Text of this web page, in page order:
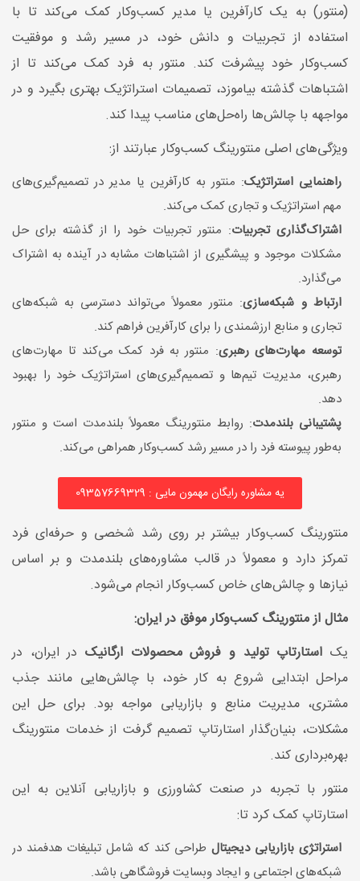
(منتور) به یک کارآفرین یا مدیر کسب‌وکار کمک می‌کند تا با
استفاده از تجربیات و دانش خود، در مسیر رشد و موفقیت
کسب‌وکار خود پیشرفت کند. منتور به فرد کمک می‌کند تا از
اشتباهات گذشته بیاموزد، تصمیمات استراتژیک بهتری بگیرد و در
مواجهه با چالش‌ها راه‌حل‌های مناسب پیدا کند.
ویژگی‌های اصلی منتورینگ کسب‌وکار عبارتند از:
راهنمایی استراتژیک: منتور به کارآفرین یا مدیر در تصمیم‌گیری‌های
مهم استراتژیک و تجاری کمک می‌کند.
اشتراک‌گذاری تجربیات: منتور تجربیات خود را از گذشته برای حل
مشکلات موجود و پیشگیری از اشتباهات مشابه در آینده به اشتراک
می‌گذارد.
ارتباط و شبکه‌سازی: منتور معمولاً می‌تواند دسترسی به شبکه‌های
تجاری و منابع ارزشمندی را برای کارآفرین فراهم کند.
توسعه مهارت‌های رهبری: منتور به فرد کمک می‌کند تا مهارت‌های
رهبری، مدیریت تیم‌ها و تصمیم‌گیری‌های استراتژیک خود را بهبود
دهد.
پشتیبانی بلندمدت: روابط منتورینگ معمولاً بلندمدت است و منتور
به‌طور پیوسته فرد را در مسیر رشد کسب‌وکار همراهی می‌کند.
یه مشاوره رایگان مهمون مایی : 09357669329
منتورینگ کسب‌وکار بیشتر بر روی رشد شخصی و حرفه‌ای فرد
تمرکز دارد و معمولاً در قالب مشاوره‌های بلندمدت و بر اساس
نیازها و چالش‌های خاص کسب‌وکار انجام می‌شود.
مثال از منتورینگ کسب‌وکار موفق در ایران:
یک استارتاپ تولید و فروش محصولات ارگانیک در ایران، در
مراحل ابتدایی شروع به کار خود، با چالش‌هایی مانند جذب
مشتری، مدیریت منابع و بازاریابی مواجه بود. برای حل این
مشکلات، بنیان‌گذار استارتاپ تصمیم گرفت از خدمات منتورینگ
بهره‌برداری کند.
منتور با تجربه در صنعت کشاورزی و بازاریابی آنلاین به این
استارتاپ کمک کرد تا:
استراتژی بازاریابی دیجیتالطراحی کند که شامل تبلیغات هدفمند در
شبکه‌های اجتماعی و ایجاد وبسایت فروشگاهی باشد.